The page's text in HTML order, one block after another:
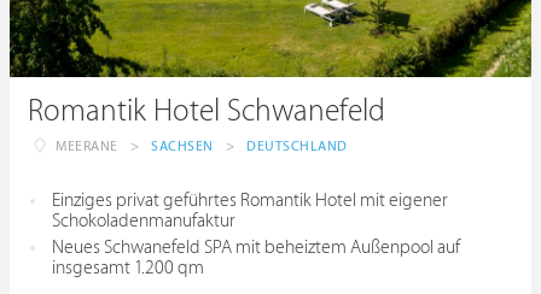
Romantik Hotel Schwanefeld
MEERANE > SACHSEN > DEUTSCHLAND
Einziges privat geführtes Romantik Hotel mit eigener
Schokoladenmanufaktur
Neues Schwanefeld SPA mit beheiztem Außenpool auf
insgesamt 1.200 qm